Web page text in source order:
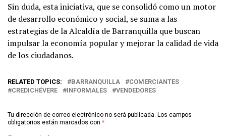
Sin duda, esta iniciativa, que se consolidó como un motor
de desarrollo económico y social, se suma a las
estrategias de la Alcaldía de Barranquilla que buscan
impulsar la economía popular y mejorar la calidad de vida
de los ciudadanos.
RELATED TOPICS: BARRANQUILLA
COMERCIANTES
CREDICHÉVERE
INFORMALES VENDEDORES
Tu dirección de correo electrónico no será publicada. Los campos
obligatorios están marcados con *